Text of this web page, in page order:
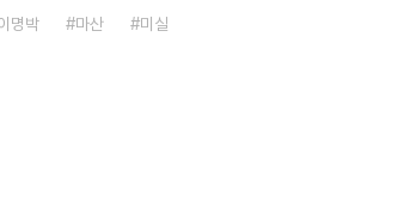
명박 마산 미실